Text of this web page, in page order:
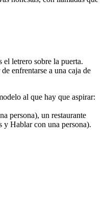
letrero sobre la puerta.
enfrentarse a una caja de
al que hay que aspirar: